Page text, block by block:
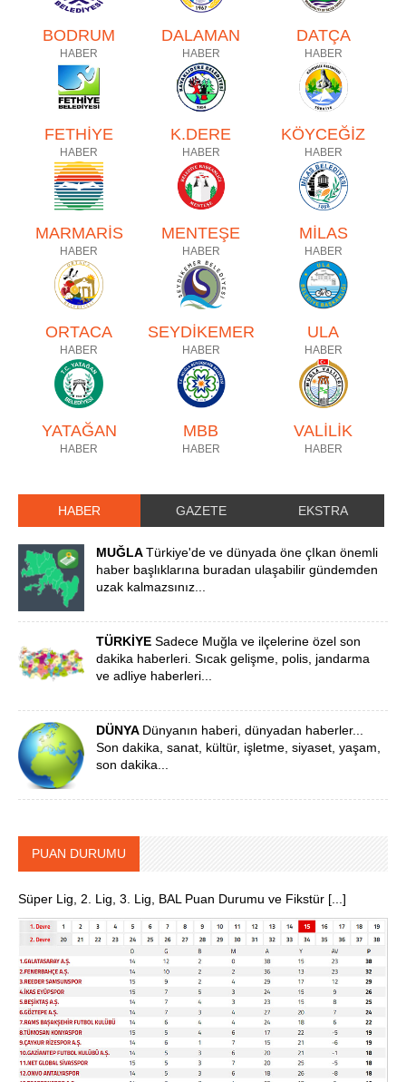
BODRUM
HABER
DALAMAN
HABER
DATÇA
HABER
FETHİYE
HABER
K.DERE
HABER
KÖYCEĞİZ
HABER
MARMARİS
HABER
MENTEŞE
HABER
MİLAS
HABER
ORTACA
HABER
SEYDİKEMER
HABER
ULA
HABER
YATAĞAN
HABER
MBB
HABER
VALİLİK
HABER
HABER GAZETE EKSTRA
MUĞLATürkiye'de ve dünyada öne çIkan önemli
haber başlıklarına buradan ulaşabilir gündemden
uzak kalmazsınız...
TÜRKİYESadece Muğla ve ilçelerine özel son
dakika haberleri. Sıcak gelişme, polis, jandarma
ve adliye haberleri...
DÜNYA Dünyanın haberi, dünyadan haberler...
Son dakika, sanat, kültür, işletme, siyaset, yaşam,
son dakika...
PUAN DURUMU
Süper Lig, 2. Lig, 3. Lig, BAL Puan Durumu ve Fikstür [...]